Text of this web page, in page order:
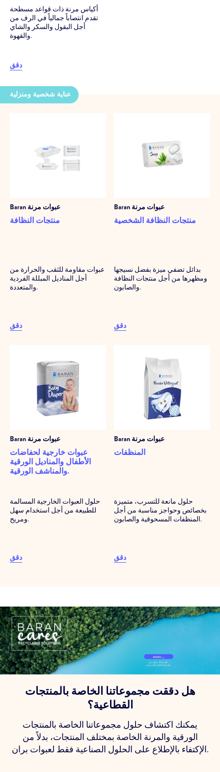
أكياس مرنة ذات قواعد مسطحة
تقدم انتصاباً جمالياً في الرف من
أجل البقول والسكر والشاي
والقهوة.
دقق
عناية شخصية ومنزلية
Baran عبوات مرنة
منتجات النظافة
عبوات مقاومة للثقب والحرارة من
أجل المناديل المبللة الفردية
والمتعددة.
دقق
Baran عبوات مرنة
منتجات النظافة الشخصية
بدائل تضفي ميزة بفضل نسيجها
ومظهرها من أجل منتجات النظافة
والصابون.
دقق
Baran عبوات مرنة
عبوات خارجية لحفاضات
الأطفال والمناديل الورقية
والمناشف الورقية.
حلول العبوات الخارجية المسالمة
للطبيعة من أجل استخدام سهل
ومريح.
دقق
Baran عبوات مرنة
المنظفات
حلول مانعة للتسرب، متميزة
بخصائص وحواجز مناسبة من أجل
المنظفات المسحوقية والصابون.
دقق
هل دققت مجموعاتنا الخاصة بالمنتجات
القطاعية؟
يمكنك اكتشاف حلول مجموعاتنا الخاصة بالمنتجات
الورقية والمرنة الخاصة بمختلف المنتجات، بدلاً من
الإكتفاء بالإطلاع على الحلول الصناعية فقط لعبوات بران.